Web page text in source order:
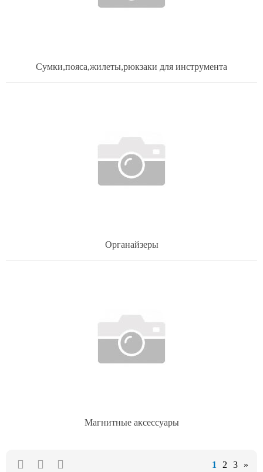
Сумки,пояса,жилеты,рюкзаки для инструмента
Органайзеры
Магнитные аксессуары
1 2 3 »